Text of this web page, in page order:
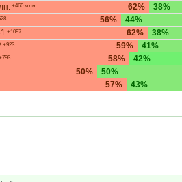
62%
+460 млн. 38%
56% 44%
62%
+1097 38%
59%
+923 41%
58% 42%
50% 50%
57% 43%